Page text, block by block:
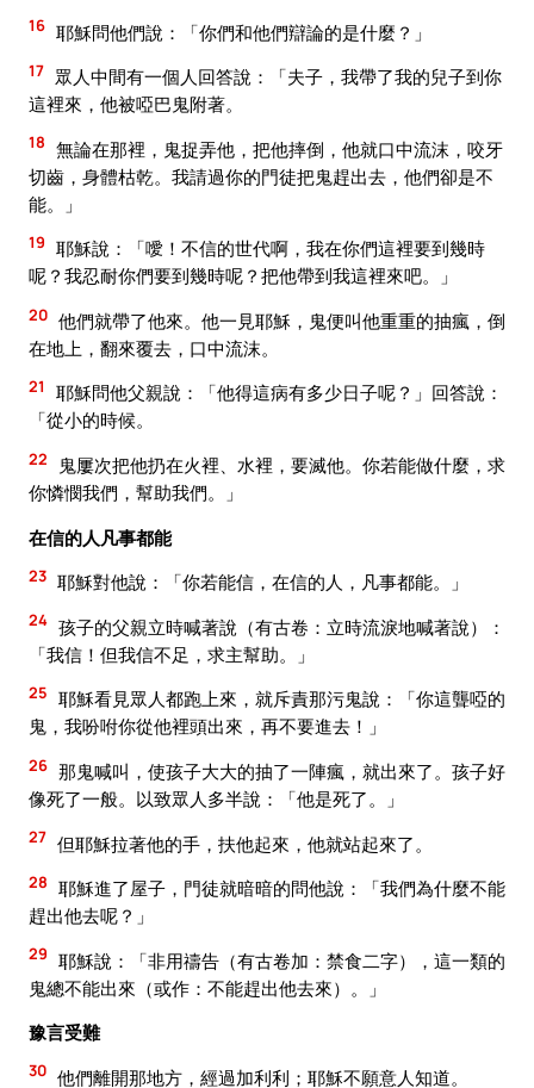
16 耶穌問他們說：「你們和他們辯論的是什麼？」
17 眾人中間有一個人回答說：「夫子，我帶了我的兒子到你
這裡來，他被啞巴鬼附著。
18 無論在那裡，鬼捉弄他，把他摔倒，他就口中流沫，咬牙
切齒，身體枯乾。我請過你的門徒把鬼趕出去，他們卻是不
能。」
19 耶穌說：「噯！不信的世代啊，我在你們這裡要到幾時
呢？我忍耐你們要到幾時呢？把他帶到我這裡來吧。」
20 他們就帶了他來。他一見耶穌，鬼便叫他重重的抽瘋，倒
在地上，翻來覆去，口中流沫。
21
耶穌問他父親說：「他得這病有多少日子呢？」回答說：
「從小的時候。
22
鬼屢次把他扔在火裡、水裡，要滅他。你若能做什麼，求
你憐憫我們，幫助我們。」
在信的人凡事都能
23 耶穌對他說：「你若能信，在信的人，凡事都能。」
24 孩子的父親立時喊著說（有古卷：立時流淚地喊著說）：
「我信！但我信不足，求主幫助。」
25 耶穌看見眾人都跑上來，就斥責那污鬼說：「你這聾啞的
鬼，我吩咐你從他裡頭出來，再不要進去！」
26 那鬼喊叫，使孩子大大的抽了一陣瘋，就出來了。孩子好
像死了一般。以致眾人多半說：「他是死了。」
27 但耶穌拉著他的手，扶他起來，他就站起來了。
28 耶穌進了屋子，門徒就暗暗的問他說：「我們為什麼不能
趕出他去呢？」
29 耶穌說：「非用禱告（有古卷加：禁食二字），這一類的
鬼總不能出來（或作：不能趕出他去來）。」
豫言受難
30 他們離開那地方，經過加利利；耶穌不願意人知道。